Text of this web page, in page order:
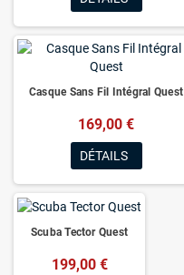
Casque Sans Fil Intégral Quest
169,00 €
DÉTAILS
Scuba Tector Quest
199,00 €